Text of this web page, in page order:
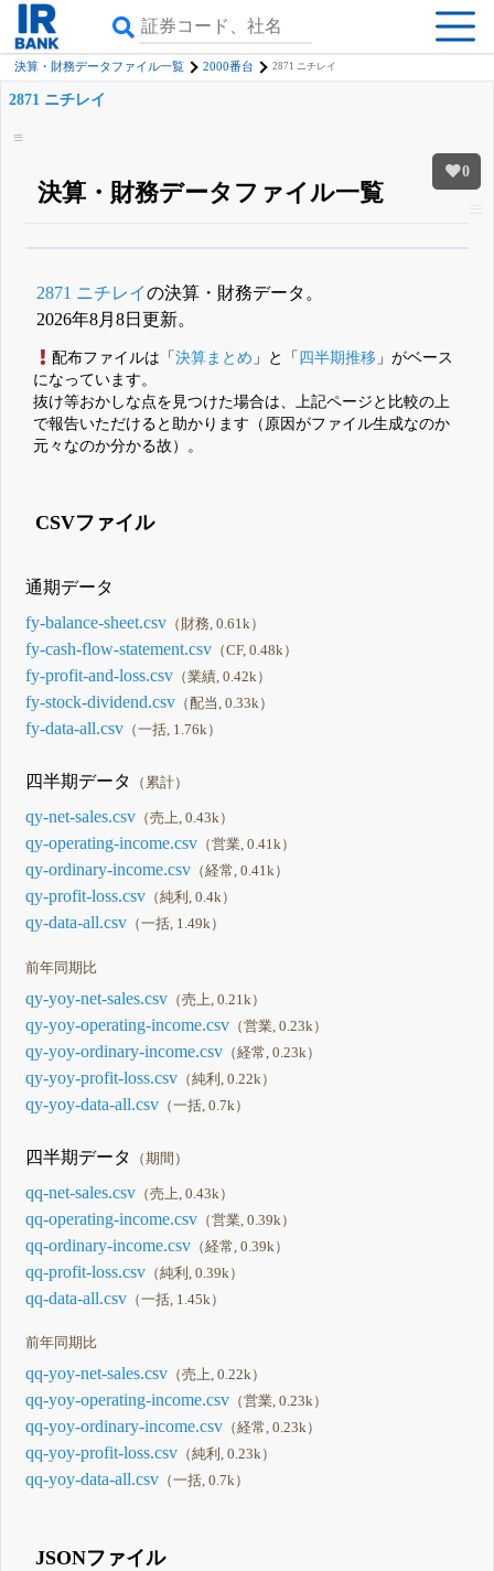
決算・財務データファイル一覧 2000番台 2871 ニチレイ
0
2871 ニチレイ
決算・財務データファイル一覧
詳しく見られる無料でβ版をはじめる
登録すると永久30%OFFと米株版の先行利用も付きます
2871 ニチレイの決算・財務データ。
2026年8月8日更新。
配布ファイルは「決算まとめ 」と「 四半期推移 」がベース
になっています。
抜け等おかしな点を見つけた場合は、上記ページと比較の上
で報告いただけると助かります（原因がファイル生成なのか
元々なのか分かる故）。
CSVファイル
通期データ
fy-balance-sheet.csv （財務, 0.61k）
fy-cash-flow-statement.csv （CF, 0.48k）
fy-profit-and-loss.csv （業績, 0.42k）
fy-stock-dividend.csv （配当, 0.33k）
fy-data-all.csv （一括, 1.76k）
四半期データ （累計）
qy-net-sales.csv （売上, 0.43k）
qy-operating-income.csv （営業, 0.41k）
qy-ordinary-income.csv （経常, 0.41k）
qy-profit-loss.csv （純利, 0.4k）
qy-data-all.csv （一括, 1.49k）
前年同期比
qy-yoy-net-sales.csv （売上, 0.21k）
qy-yoy-operating-income.csv （営業, 0.23k）
qy-yoy-ordinary-income.csv （経常, 0.23k）
qy-yoy-profit-loss.csv （純利, 0.22k）
qy-yoy-data-all.csv （一括, 0.7k）
四半期データ （期間）
qq-net-sales.csv （売上, 0.43k）
qq-operating-income.csv （営業, 0.39k）
qq-ordinary-income.csv （経常, 0.39k）
qq-profit-loss.csv （純利, 0.39k）
qq-data-all.csv （一括, 1.45k）
前年同期比
qq-yoy-net-sales.csv （売上, 0.22k）
qq-yoy-operating-income.csv （営業, 0.23k）
qq-yoy-ordinary-income.csv （経常, 0.23k）
qq-yoy-profit-loss.csv （純利, 0.23k）
qq-yoy-data-all.csv （一括, 0.7k）
JSONファイル